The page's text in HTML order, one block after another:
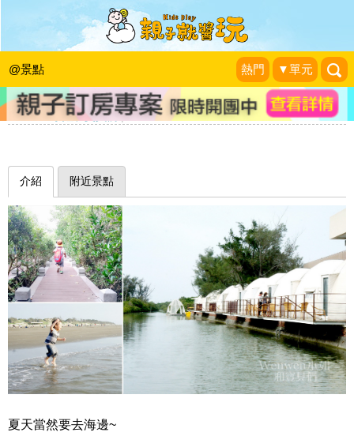
@景點 熱門 ▼單元
紅樹林綠色隧道探險，玩沙戲水尋找小
螃蟹～台南Vanaheim愛莊園(雙春濱海
遊憩區)
Wenwen小姐和寶貝們 |2017-08-26
介紹 附近景點
夏天當然要去海邊~